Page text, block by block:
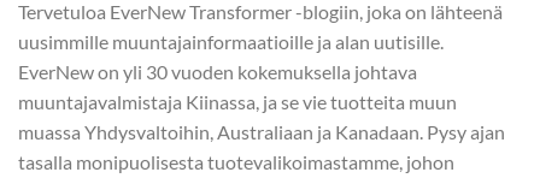
Tervetuloa EverNew Transformer -blogiin, joka on lähteenä
uusimmille muuntajainformaatioille ja alan uutisille.
EverNew on yli 30 vuoden kokemuksella johtava
muuntajavalmistaja Kiinassa, ja se vie tuotteita muun
muassa Yhdysvaltoihin, Australiaan ja Kanadaan. Pysy ajan
tasalla monipuolisesta tuotevalikoimastamme, johon